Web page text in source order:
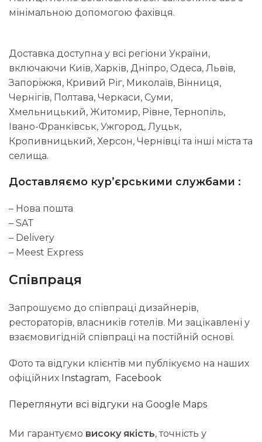
мінімальною допомогою фахівця.
Доставка доступна у всі регіони України,
включаючи Київ, Харків, Дніпро, Одеса, Львів,
Запоріжжя, Кривий Ріг, Миколаїв, Вінниця,
Чернігів, Полтава, Черкаси, Суми,
Хмельницький, Житомир, Рівне, Тернопіль,
Івано-Франківськ, Ужгород, Луцьк,
Кропивницький, Херсон, Чернівці та інші міста та
селища.
Доставляємо кур’єрськими службами :
– Нова пошта
– SAT
– Delivery
– Meest Express
Співпраця
Запрошуємо до співпраці дизайнерів,
рестораторів, власників готелів. Ми зацікавлені у
взаємовигідній співпраці на постійній основі.
Фото та відгуки клієнтів ми публікуємо на наших
офіційних Instagram, Facebook
Переглянути всі відгуки на Google Maps
Ми гарантуємо високу якість, точність у